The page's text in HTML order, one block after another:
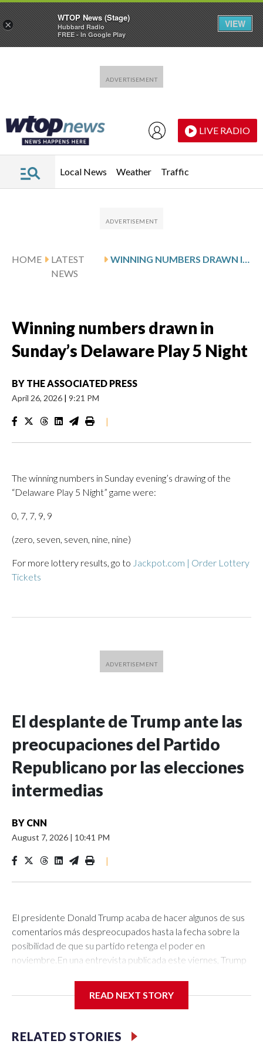
LIVE RADIO
Local News Weather Traffic
HOME
LATEST
NEWS
WINNING NUMBERS DRAWN IN SUNDAY’S DELAWARE PLAY 5 NIGHT
Winning numbers drawn in
Sunday’s Delaware Play 5 Night
BY THE ASSOCIATED PRESS
April 26, 2026 | 9:21 PM
|
The winning numbers in Sunday evening’s drawing of the
“Delaware Play 5 Night” game were:
0, 7, 7, 9, 9
(zero, seven, seven, nine, nine)
For more lottery results, go to Jackpot.com | Order Lottery
Tickets
El desplante de Trump ante las
preocupaciones del Partido
Republicano por las elecciones
intermedias
BY CNN
August 7, 2026 | 10:41 PM
|
El presidente Donald Trump acaba de hacer algunos de sus
comentarios más despreocupados hasta la fecha sobre la
posibilidad de que su partido retenga el poder en
noviembre.En una entrevista publicada este viernes, Trump
disipó realmente la idea de que no le interesa demasiado
entrevista con Punchbowl News, grabada el jueves, Jake
Sherman le preguntó a Trump sobre la narrativa de que
READ NEXT STORY
RELATED STORIES
×
WTOP News (Stage)
Hubbard Radio
FREE - In Google Play
VIEW